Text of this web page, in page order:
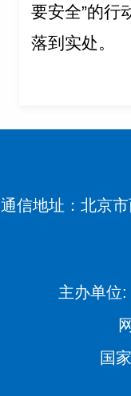
要安全”的行
落到实处。
通信地址：北京
主办单位
国